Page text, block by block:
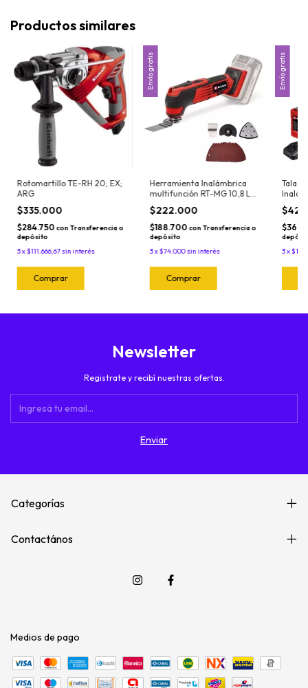
Productos similares
Rotomartillo TE-RH 20; EX;
ARG
$335.000
$284.750 con Transferencia o
depósito
3x$111.666,67sin interés
Envío gratis
Herramienta Inalámbrica
multifunción RT-MG 10,8 Li;
EX; ARG
$222.000
$188.700 conTransferencia o
depósito
3x$74.000sin interés
Envío gratis
i
3x
Newsletter
Registrate y recibí nuestras ofertas.
Categorías
Contactános
Medios de pago